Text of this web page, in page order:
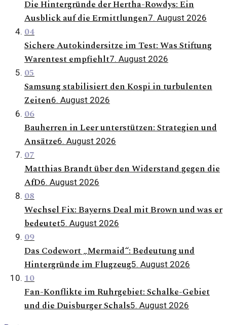
Die Hintergründe der Hertha-Rowdys: Ein
Ausblick auf die Ermittlungen7. August 2026
04
Sichere Autokindersitze im Test: Was Stiftung
Warentest empfiehlt7. August 2026
05
Samsung stabilisiert den Kospi in turbulenten
Zeiten6. August 2026
06
Bauherren in Leer unterstützen: Strategien und
Ansätze6. August 2026
07
Matthias Brandt über den Widerstand gegen die
AfD6. August 2026
08
Wechsel Fix: Bayerns Deal mit Brown und was er
bedeutet5. August 2026
09
Das Codewort „Mermaid“: Bedeutung und
Hintergründe im Flugzeug5. August 2026
10
Fan-Konflikte im Ruhrgebiet: Schalke-Gebiet
und die Duisburger Schals5. August 2026